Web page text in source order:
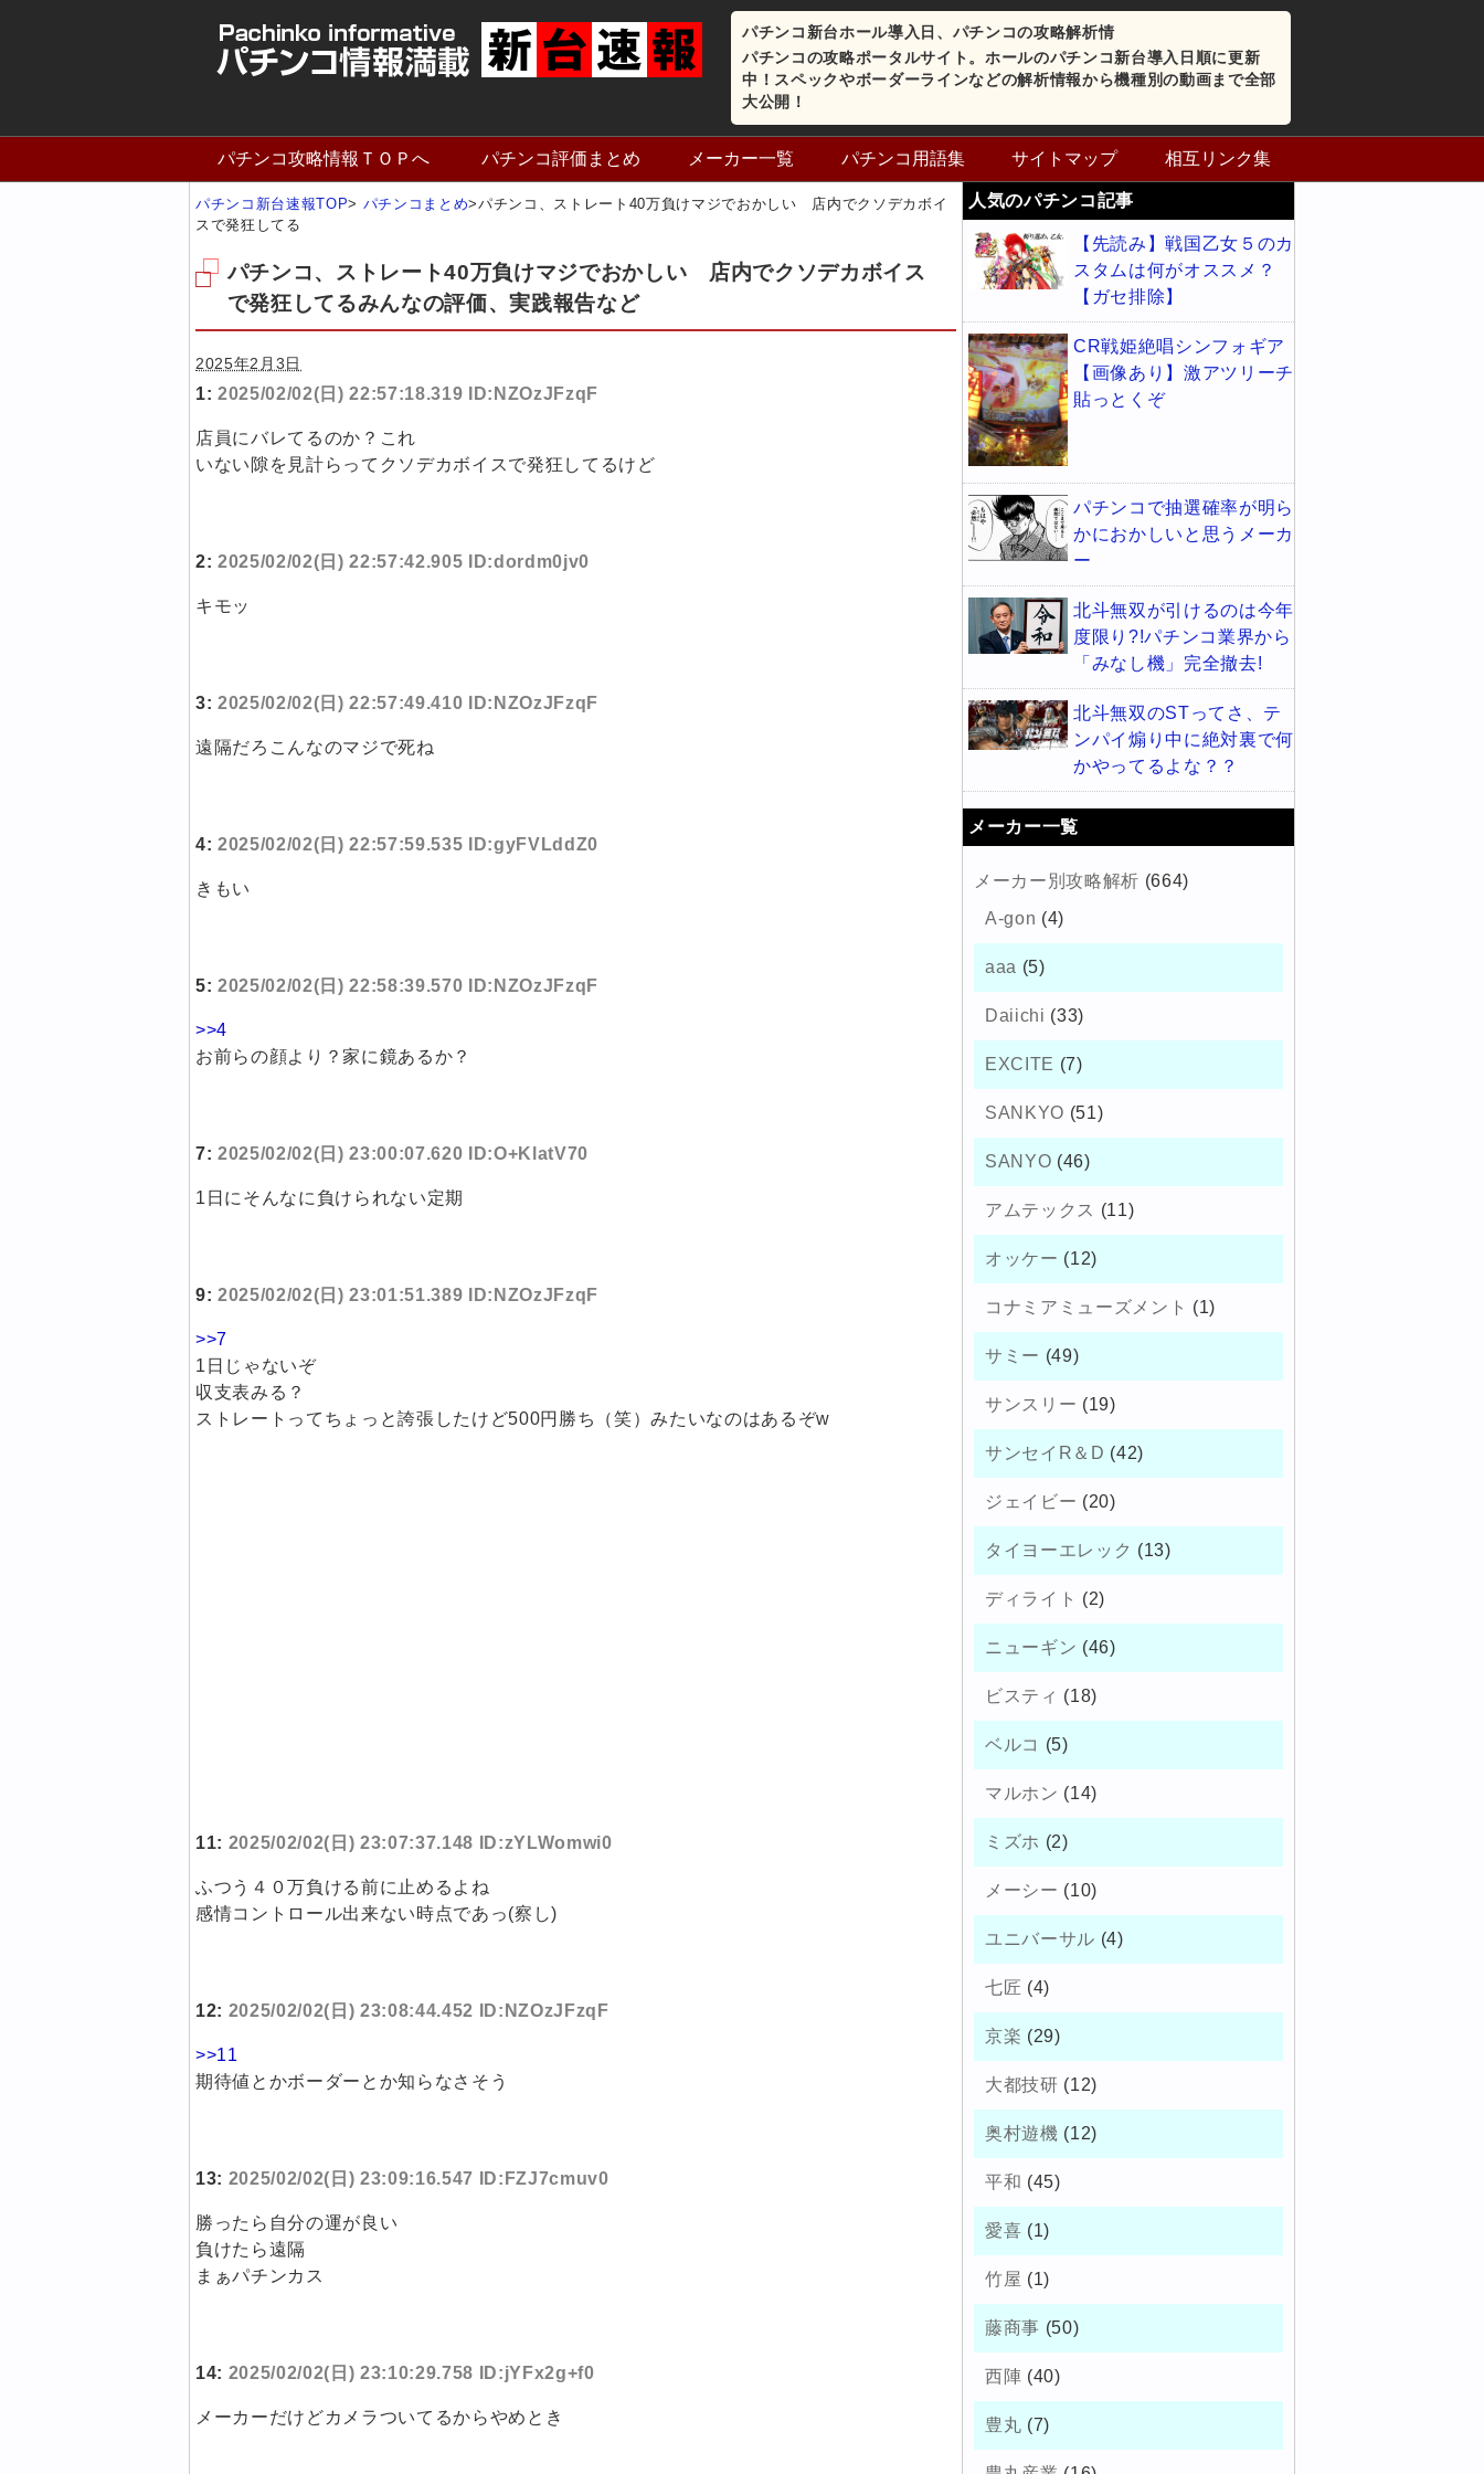
パチンコ新台ホール導入日、パチンコの攻略解析情
パチンコの攻略ポータルサイト。ホールのパチンコ新台導入日順に更新
中！スペックやボーダーラインなどの解析情報から機種別の動画まで全部
大公開！
パチンコ攻略情報ＴＯＰへ パチンコ評価まとめ メーカー一覧 パチンコ用語集 サイトマップ 相互リンク集
パチンコ新台速報TOP> パチンコまとめ>パチンコ、ストレート40万負けマジでおかしい 店内でクソデカボイ
スで発狂してる
パチンコ、ストレート40万負けマジでおかしい 店内でクソデカボイス
で発狂してるみんなの評価、実践報告など
2025年2月3日
1: 2025/02/02(日) 22:57:18.319 ID:NZOzJFzqF
店員にバレてるのか？これ
いない隙を見計らってクソデカボイスで発狂してるけど
2: 2025/02/02(日) 22:57:42.905 ID:dordm0jv0
キモッ
3: 2025/02/02(日) 22:57:49.410 ID:NZOzJFzqF
遠隔だろこんなのマジで死ね
4: 2025/02/02(日) 22:57:59.535 ID:gyFVLddZ0
きもい
5: 2025/02/02(日) 22:58:39.570 ID:NZOzJFzqF
>>4
お前らの顔より？家に鏡あるか？
7: 2025/02/02(日) 23:00:07.620 ID:O+KlatV70
1日にそんなに負けられない定期
9: 2025/02/02(日) 23:01:51.389 ID:NZOzJFzqF
>>7
1日じゃないぞ
収支表みる？
ストレートってちょっと誇張したけど500円勝ち（笑）みたいなのはあるぞw
11: 2025/02/02(日) 23:07:37.148 ID:zYLWomwi0
ふつう４０万負ける前に止めるよね
感情コントロール出来ない時点であっ(察し)
12: 2025/02/02(日) 23:08:44.452 ID:NZOzJFzqF
>>11
期待値とかボーダーとか知らなさそう
13: 2025/02/02(日) 23:09:16.547 ID:FZJ7cmuv0
勝ったら自分の運が良い
負けたら遠隔
まぁパチンカス
14: 2025/02/02(日) 23:10:29.758 ID:jYFx2g+f0
メーカーだけどカメラついてるからやめとき
人気のパチンコ記事
【先読み】戦国乙女５のカ
スタムは何がオススメ？
【ガセ排除】
CR戦姫絶唱シンフォギア
【画像あり】激アツリーチ
貼っとくぞ
パチンコで抽選確率が明ら
かにおかしいと思うメーカ
ー
北斗無双が引けるのは今年
度限り?!パチンコ業界から
「みなし機」完全撤去!
北斗無双のSTってさ、テ
ンパイ煽り中に絶対裏で何
かやってるよな？？
メーカー一覧
メーカー別攻略解析 (664)
A-gon (4)
aaa (5)
Daiichi (33)
EXCITE (7)
SANKYO (51)
SANYO (46)
アムテックス (11)
オッケー (12)
コナミアミューズメント (1)
サミー (49)
サンスリー (19)
サンセイR＆D (42)
ジェイビー (20)
タイヨーエレック (13)
ディライト (2)
ニューギン (46)
ビスティ (18)
ベルコ (5)
マルホン (14)
ミズホ (2)
メーシー (10)
ユニバーサル (4)
七匠 (4)
京楽 (29)
大都技研 (12)
奥村遊機 (12)
平和 (45)
愛喜 (1)
竹屋 (1)
藤商事 (50)
西陣 (40)
豊丸 (7)